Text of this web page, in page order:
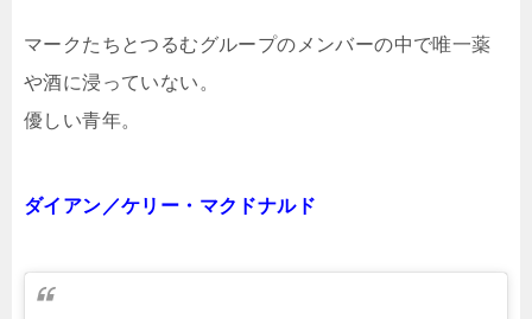
マークたちとつるむグループのメンバーの中で唯一薬
や酒に浸っていない。
優しい青年。
ダイアン／ケリー・マクドナルド